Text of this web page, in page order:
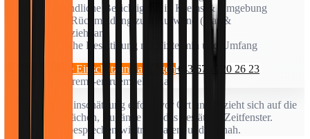
Unverbindliche Besichtigung in Krems & Umgebung
Knappe Rückmeldung zum Aufwand (klar &
nachvollziehbar)
Schriftliche Bestätigung mit Fixtermin und Umfang
Unverbindliche Einschätzung anfragen+43 676 720 26 23
info@krems-entruempelung.at
Hinweis: Die Einschätzung erfolgt vor Ort und bezieht sich auf die
vereinbarten Flächen, Zugänge und das bestätigte Zeitfenster.
Anpassungen besprechen wir transparent und zeitnah.